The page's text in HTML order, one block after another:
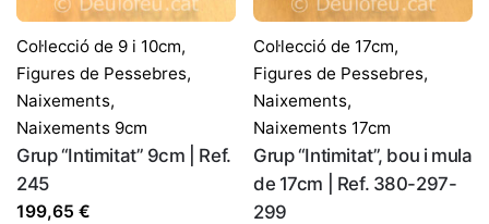
Col·lecció de 9 i 10cm,
Figures de Pessebres,
Naixements,
Naixements 9cm
Grup “Intimitat” 9cm | Ref.
245
199,65 €
Col·lecció de 17cm,
Figures de Pessebres,
Naixements,
Naixements 17cm
Grup “Intimitat”, bou i mula
de 17cm | Ref. 380-297-
299